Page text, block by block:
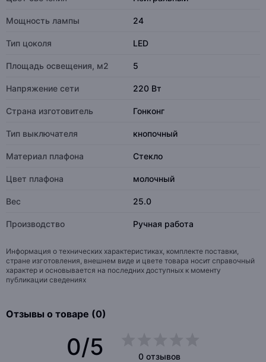
Мощность лампы 24
Тип цоколя LED
Площадь освещения, м2 5
Напряжение сети 220 Вт
Страна изготовитель Гонконг
Тип выключателя кнопочный
Материал плафона Стекло
Цвет плафона молочный
Вес 25.0
Производство Ручная работа
Информация о технических характеристиках, комплекте поставки,
стране изготовления, внешнем виде и цвете товара носит справочный
характер и основывается на последних доступных к моменту
публикации сведениях
Отзывы о товаре (0)
0/5
0 отзывов